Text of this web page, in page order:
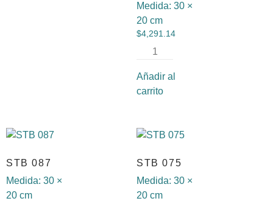
Medida: 30 ×
20 cm
$4,291.14
Añadir al
carrito
STB 087
Medida: 30 ×
20 cm
STB 075
Medida: 30 ×
20 cm